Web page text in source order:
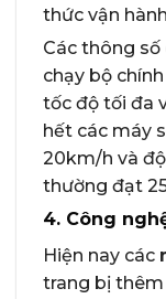
thức vận
Các thông
chạy bộ
tốc độ tối đa
hết các máy
20km/h và độ
thường đạt
4. Công
Hiện nay các
trang bị